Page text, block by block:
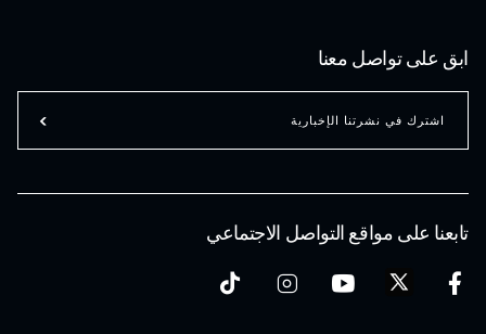
تابعنا على مواقع التواصل الاجتماعي
ابق على تواصل معنا
اشترك في نشرتنا الإخبارية